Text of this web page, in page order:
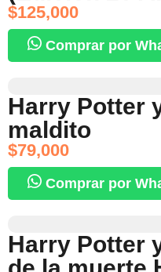
$125,000
Comprar por
Harry Potter
maldito
$79,000
Comprar por
Harry Potter